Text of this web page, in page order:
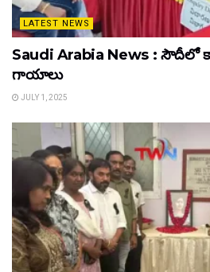
LATEST NEWS
Saudi Arabia News : సౌదీలో
గాయాలు
JULY 1, 2025